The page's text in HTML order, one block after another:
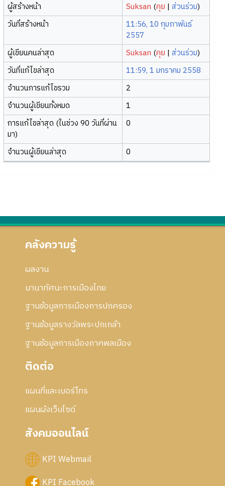
ผู้สร้างหน้า Suksan (คุย |ส่วนร่วม)
วันที่สร้างหน้า
11:56, 10 กุมภาพันธ์
2557
ผู้เขียนคนล่าสุด
Suksan (คุย |ส่วนร่วม)
วันที่แก้ไขล่าสุด
11:59, 1 มกราคม 2558
จำนวนการแก้ไขรวม
2
จำนวนผู้เขียนทั้งหมด
1
การแก้ไขล่าสุด (ในช่วง 90 วันที่ผ่าน
มา)
0
จำนวนผู้เขียนล่าสุด 0
คลังความรู้
ผลงาน
นานาทัศนะการเมืองไทย
ฐานข้อมูลการเมืองการปกครอง
ฐานข้อมูลรางวัลพระปกเกล้า
ฐานข้อมูลการเมืองภาคพลเมือง
ติดต่อ
แผนที่และเบอร์โทร
แผนผังเว็บไซด์
สังคมออนไลน์
KPI Webmail
KPI Facebook